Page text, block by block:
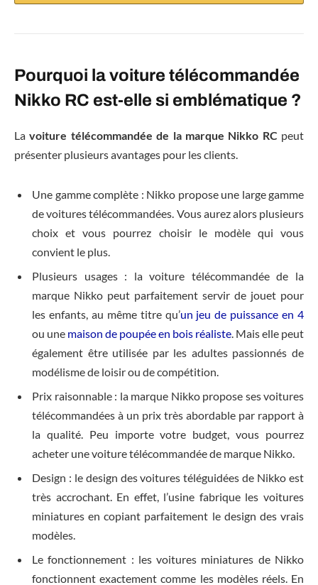
Pourquoi la voiture télécommandée
Nikko RC est-elle si emblématique ?
Lavoiture télécommandée de la marque Nikko RC peut
présenter plusieurs avantages pour les clients.
Une gamme complète : Nikko propose une large gamme
de voitures télécommandées. Vous aurez alors plusieurs
choix et vous pourrez choisir le modèle qui vous
convient le plus.
Plusieurs usages : la voiture télécommandée de la
marque Nikko peut parfaitement servir de jouet pour
les enfants, au même titre qu’un jeu de puissance en 4
ou une maison de poupée en bois réaliste . Mais elle peut
également être utilisée par les adultes passionnés de
modélisme de loisir ou de compétition.
Prix raisonnable : la marque Nikko propose ses voitures
télécommandées à un prix très abordable par rapport à
la qualité. Peu importe votre budget, vous pourrez
acheter une voiture télécommandée de marque Nikko.
Design : le design des voitures téléguidées de Nikko est
très accrochant. En effet, l’usine fabrique les voitures
miniatures en copiant parfaitement le design des vrais
modèles.
Le fonctionnement : les voitures miniatures de Nikko
fonctionnent exactement comme les modèles réels. En